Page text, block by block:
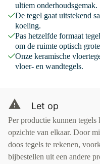
ultiem onderhoudsgemak.
De tegel gaat uitstekend
koeling.
Pas hetzelfde formaat
om de ruimte optisch
Onze keramische
vloer- en wandtegels.
Let op
Per productie kunnen tegels
opzichte van elkaar. Door
doos tegels te rekenen,
bijbestellen uit een andere